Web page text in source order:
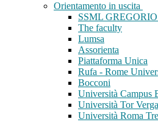
Orientamento in uscita
SSML
The faculty
Lumsa
Assorienta
Piattaforma Unica
Rufa - Rome
Bocconi
Università Campus
Università Tor
Università Roma Tre